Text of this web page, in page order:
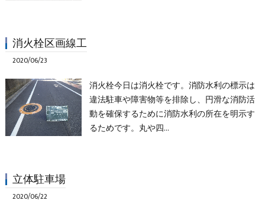
消火栓区画線工
2020/06/23
消火栓今日は消火栓です。消防水利の標示は
違法駐車や障害物等を排除し、円滑な消防活
動を確保するために消防水利の所在を明示す
るためです。丸や四…
立体駐車場
2020/06/22